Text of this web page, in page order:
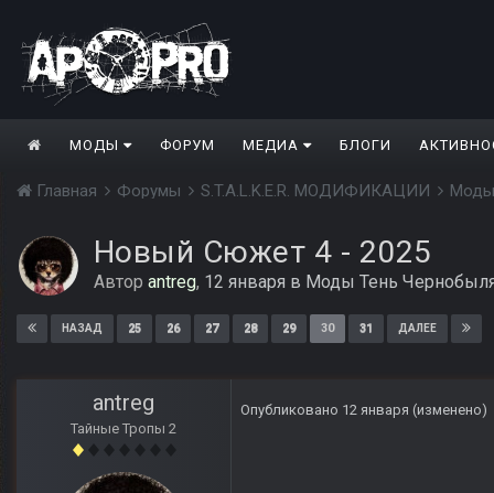
МОДЫ ФОРУМ МЕДИА БЛОГИ
Главная Форумы S.T.A.L.K.E.R. МОДИФИКАЦИИ
Новый Сюжет 4 - 2025
Автор antreg, 12 января в Моды Тень
НАЗАД 25 26 27 28 29 30 31 ДАЛЕЕ
antreg
Тайные Тропы 2
Опубликовано 12 января (изменено)